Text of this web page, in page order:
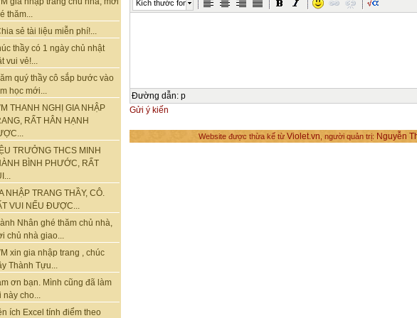
thăm...
sẻ tài liệu miễn phí!...
thầy có 1 ngày chủ nhật
vui vẻ!...
quý thầy cô sắp bước vào
học mới...
THANH NGHỊ GIA NHẬP
RẤT HÂN HẠNH
TRƯỞNG THCS MINH
BÌNH PHƯỚC, RẤT
NHẬP TRANG THẦY, CÔ.
VUI NẾU ĐƯỢC...
Nhân ghé thăm chủ nhà,
chủ nhà giao...
xin gia nhập trang , chúc
Thành Tựu...
ơn bạn. Mình cũng đã làm
này cho...
ích Excel tính điểm theo
Kích thước font
Đường dẫn: p
Gửi ý kiến
Website được thừa kế từ Violet.vn , người quản trị: Nguyễn